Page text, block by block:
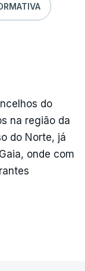
do
na região da
do Norte, já
onde com